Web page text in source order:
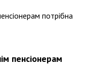
пенсіонерам